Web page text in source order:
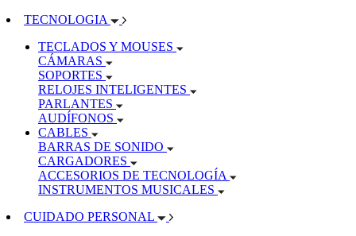
TECNOLOGIA
TECLADOS Y MOUSES
CÁMARAS
SOPORTES
RELOJES INTELIGENTES
PARLANTES
AUDÍFONOS
CABLES
BARRAS DE SONIDO
CARGADORES
ACCESORIOS DE TECNOLOGÍA
INSTRUMENTOS MUSICALES
CUIDADO PERSONAL